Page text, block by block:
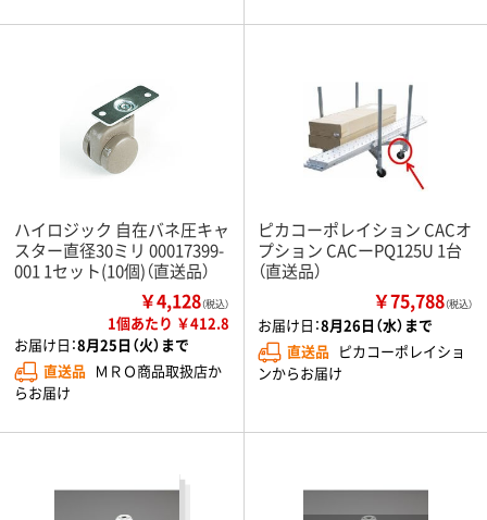
ハイロジック 自在バネ圧キャ
スター直径30ミリ 00017399-
001 1セット(10個)（直送品）
￥4,128（税込）
1個あたり ￥412.8
お届け日：8月25日（火）まで
直送品 ＭＲＯ商品取扱店か
らお届け
ピカコーポレイション CACオ
プション CACーPQ125U 1台
（直送品）
￥75,788（税込）
お届け日：8月26日（水）まで
直送品 ピカコーポレイショ
ンからお届け